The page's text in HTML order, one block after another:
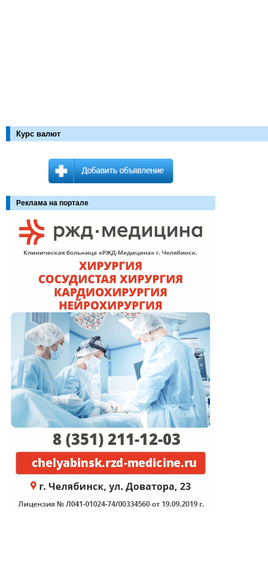
Курс валют
Реклама на портале